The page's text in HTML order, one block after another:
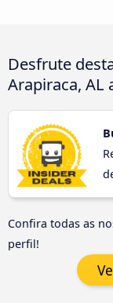
Desfrute
Arapiraca, AL
Confira todas as
perfil!